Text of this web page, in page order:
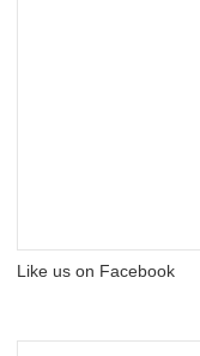
Like us on Facebook